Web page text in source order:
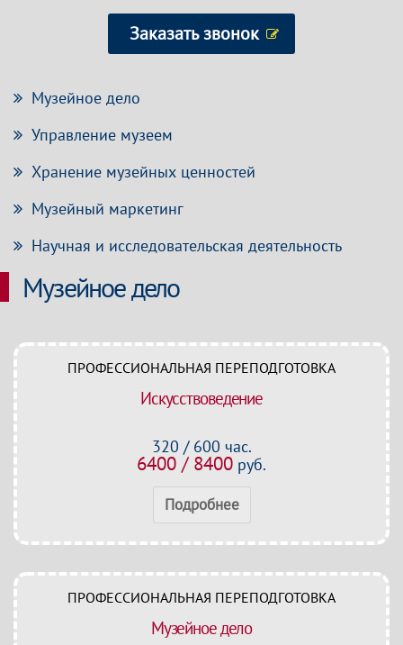
Заказать звонок
Музейное дело
Управление музеем
Хранение музейных ценностей
Музейный маркетинг
Научная и исследовательская деятельность
Музейное дело
ПРОФЕССИОНАЛЬНАЯ ПЕРЕПОДГОТОВКА
Искусствоведение
320 / 600 час.
6400 / 8400 руб.
Подробнее
ПРОФЕССИОНАЛЬНАЯ ПЕРЕПОДГОТОВКА
Музейное дело